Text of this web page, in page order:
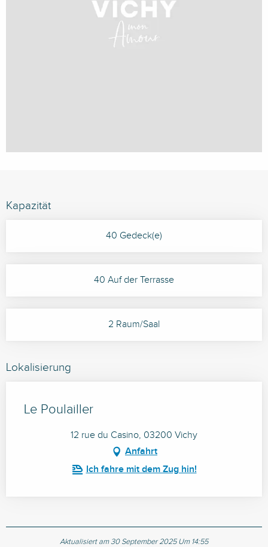
Kapazität
40 Gedeck(e)
40 Auf der Terrasse
2 Raum/Saal
Lokalisierung
Le Poulailler
12 rue du Casino, 03200 Vichy
Anfahrt
Ich fahre mit dem Zug hin!
Aktualisiert am 30 September 2025 Um 14:55